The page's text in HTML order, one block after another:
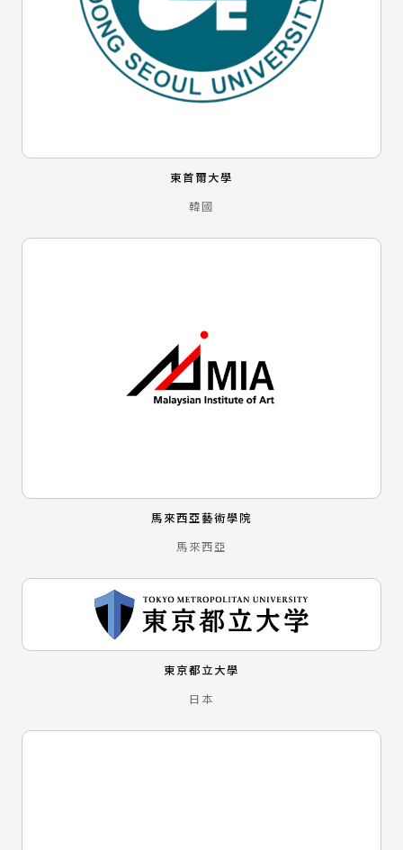
東首爾大學
韓國
馬來西亞藝術學院
馬來西亞
東京都立大學
日本